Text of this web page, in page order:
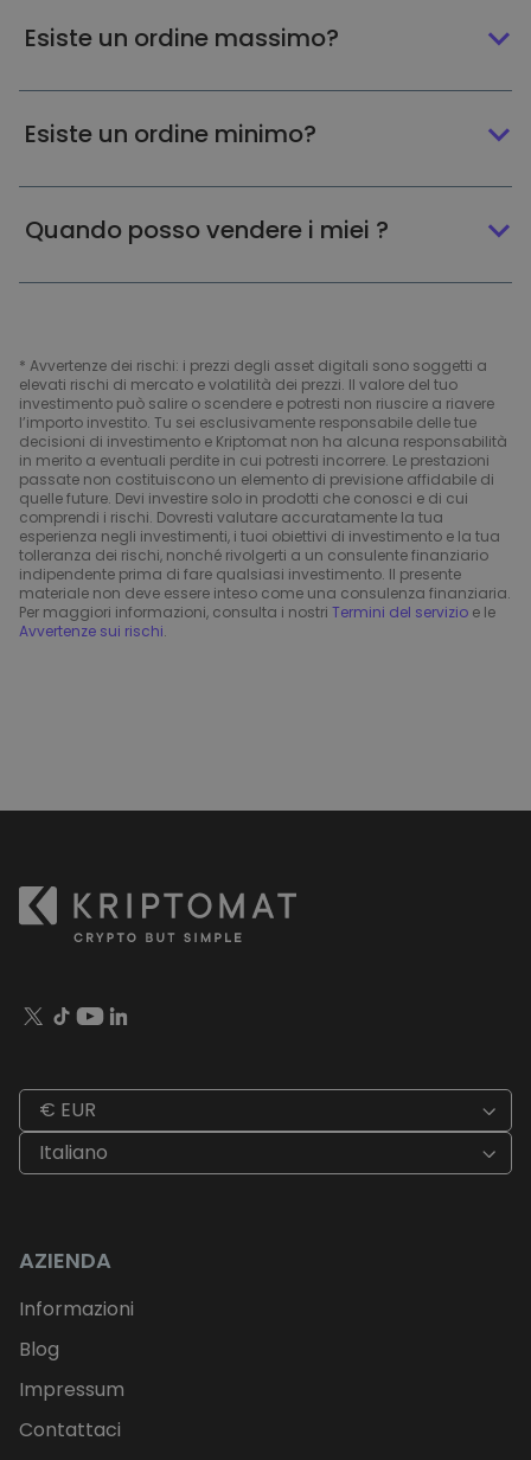
Esiste un ordine massimo?
Esiste un ordine minimo?
Quando posso vendere i miei ?
* Avvertenze dei rischi: i prezzi degli asset digitali sono soggetti a
elevati rischi di mercato e volatilità dei prezzi. Il valore del tuo
investimento può salire o scendere e potresti non riuscire a riavere
l’importo investito. Tu sei esclusivamente responsabile delle tue
decisioni di investimento e Kriptomat non ha alcuna responsabilità
in merito a eventuali perdite in cui potresti incorrere. Le prestazioni
passate non costituiscono un elemento di previsione affidabile di
quelle future. Devi investire solo in prodotti che conosci e di cui
comprendi i rischi. Dovresti valutare accuratamente la tua
esperienza negli investimenti, i tuoi obiettivi di investimento e la tua
tolleranza dei rischi, nonché rivolgerti a un consulente finanziario
indipendente prima di fare qualsiasi investimento. Il presente
materiale non deve essere inteso come una consulenza finanziaria.
Per maggiori informazioni, consulta i nostri Termini del servizio e le
Avvertenze sui rischi.
€ EUR
Italiano
AZIENDA
Informazioni
Blog
Impressum
Contattaci